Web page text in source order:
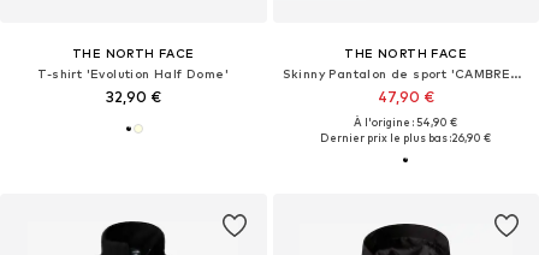
THE NORTH FACE
T-shirt 'Evolution Half Dome'
32,90 €
THE NORTH FACE
Skinny Pantalon de sport 'CAMBRENA'
47,90 €
À l'origine : 54,90 €
Dernier prix le plus bas :26,90 €